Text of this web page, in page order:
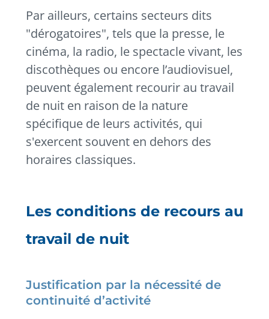
Par ailleurs, certains secteurs dits
"dérogatoires", tels que la presse, le
cinéma, la radio, le spectacle vivant, les
discothèques ou encore l’audiovisuel,
peuvent également recourir au travail
de nuit en raison de la nature
spécifique de leurs activités, qui
s'exercent souvent en dehors des
horaires classiques.
Les conditions de recours au
travail de nuit
Justification par la nécessité de
continuité d’activité